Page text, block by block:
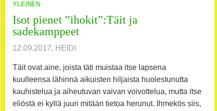
YLEINEN
Isot pienet ”ihokit”:Täit ja
sadekamppeet
12.09.2017, HEIDI
Täit ovat aine, joista täti muistaa itse lapsena
kuulleensa lähinnä aikuisten hiljaista huolestunutta
kauhistelua ja aiheutuvan vaivan voivottelua, mutta itse
eliöstä ei kyllä juuri mitään tietoa herunut. Ihmekös siis,